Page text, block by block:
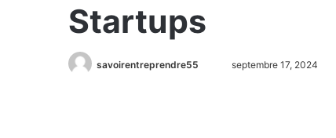
Startups
savoirentreprendre55 septembre 17, 2024